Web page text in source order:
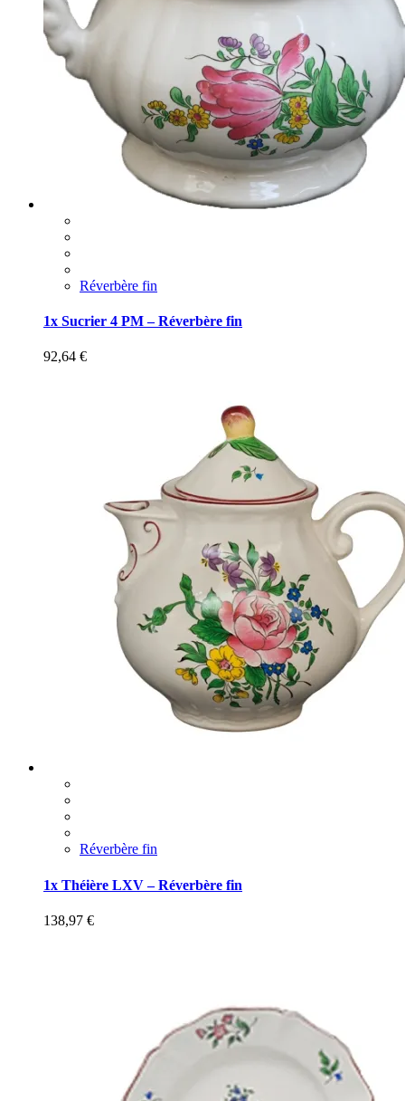
Réverbère fin
1x Sucrier 4 PM – Réverbère fin
92,64 €
Réverbère fin
1x Théière LXV – Réverbère fin
138,97 €